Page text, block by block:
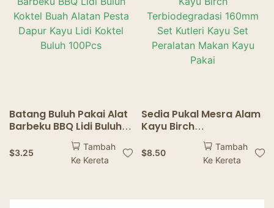
Batang Buluh Pakai Alat
Barbeku BBQ Lidi Buluh
Koktel Buah Alatan
Pesta Dapur Kayu Lidi
Koktel Buluh 100Pcs
$3.25
Tambah
Ke Kereta
Sedia Pukal Mesra Alam
Kayu Birch
Terbiodegradasi 160mm
Set Kutleri Kayu Set
Peralatan Makan Kayu
$8.50
Tambah
Ke Kereta